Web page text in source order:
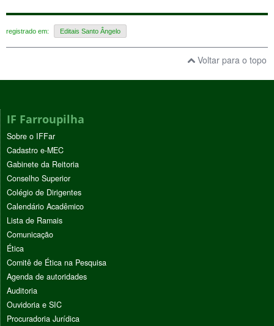
registrado em: Editais Santo Ângelo
Voltar para o topo
IF Farroupilha
Sobre o IFFar
Cadastro e-MEC
Gabinete da Reitoria
Conselho Superior
Colégio de Dirigentes
Calendário Acadêmico
Lista de Ramais
Comunicação
Ética
Comitê de Ética na Pesquisa
Agenda de autoridades
Auditoria
Ouvidoria e SIC
Procuradoria Jurídica